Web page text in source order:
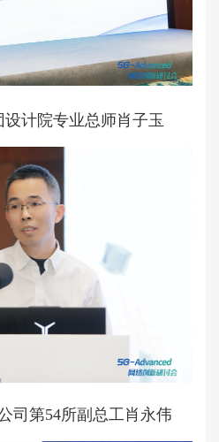
计院专业总师肖子玉
司第54所副总工肖永伟